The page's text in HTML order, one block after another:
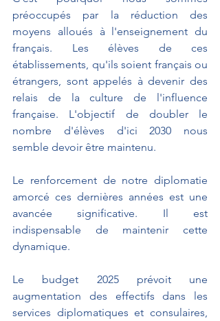
préoccupés par la réduction des
moyens alloués à l'enseignement du
français. Les élèves de ces
établissements, qu'ils soient français ou
étrangers, sont appelés à devenir des
relais de la culture de l'influence
française. L'objectif de doubler le
nombre d'élèves d'ici 2030 nous
semble devoir être maintenu.
Le renforcement de notre diplomatie
amorcé ces dernières années est une
avancée significative. Il est
indispensable de maintenir cette
dynamique.
Le budget 2025 prévoit une
augmentation des effectifs dans les
services diplomatiques et consulaires,